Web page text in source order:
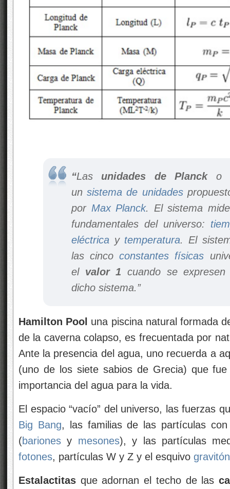
“Las unidades de Plancko
unsistema de unidades
por Max Planck. El sistema
fundamentales del universo:
eléctrica y temperatura. El
las cincoconstantes físicas
el valor 1 cuando se
dicho sistema.”
Hamilton Pool una piscina natural formada
de la caverna colapso, es frecuentada por
Ante la presencia del agua, uno recuerda a
(uno de los siete sabios de Grecia) que
importancia del agua para la vida.
El espacio “vacío” del universo, las fuerzas
Big Bang, las familias de las partículas
(bariones y mesones), y las partículas
fotones, partículas W y Z y el esquivo gravitón
Estalactitas que adornan el techo de las